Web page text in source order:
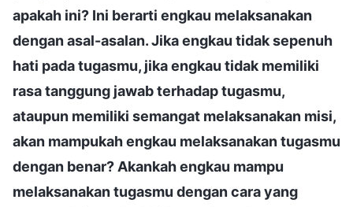
apakah ini? Ini berarti engkau melaksanakan
dengan asal-asalan. Jika engkau tidak sepenuh
hati pada tugasmu, jika engkau tidak memiliki
rasa tanggung jawab terhadap tugasmu,
ataupun memiliki semangat melaksanakan misi,
akan mampukah engkau melaksanakan tugasmu
dengan benar? Akankah engkau mampu
melaksanakan tugasmu dengan cara yang